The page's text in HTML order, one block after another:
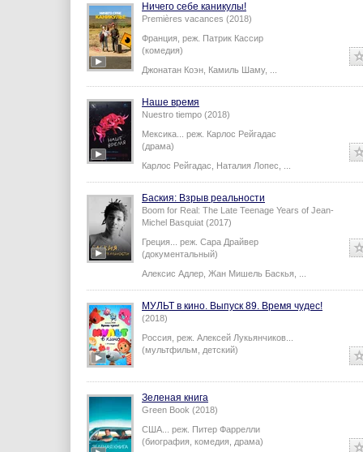
Ничего себе каникулы!
Premières vacances (2018)
Франция, реж. Патрик Кассир
(комедия)
Джонатан Коэн Камиль Шаму,
Наше время
Nuestro tiempo (2018)
Мексика... реж. Карлос Рейгадас
(драма)
Карлос Рейгадас
Наталия Лопес
Баския: Взрыв реальности
Boom for Real: The Late Teenage Years of Jean-
Michel Basquiat (2017)
Греция... реж. Сара Драйвер
(документальный)
Алексис Адлер Жан Мишель Баскья
МУЛЬТ в кино. Выпуск 89. Время чудес!
(2018)
Россия, реж. Алексей Лукьянчиков
(мультфильм, детский)
Зеленая книга
Green Book (2018)
США... реж. Питер Фаррелли
(биография, комедия, драма)